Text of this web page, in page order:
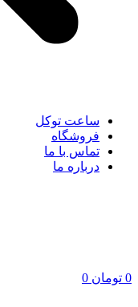
ساعت توکل
فروشگاه
تماس با ما
درباره ما
0 تومان 0